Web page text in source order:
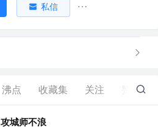
私信
沸点 收藏集 关注 10
攻城师不浪